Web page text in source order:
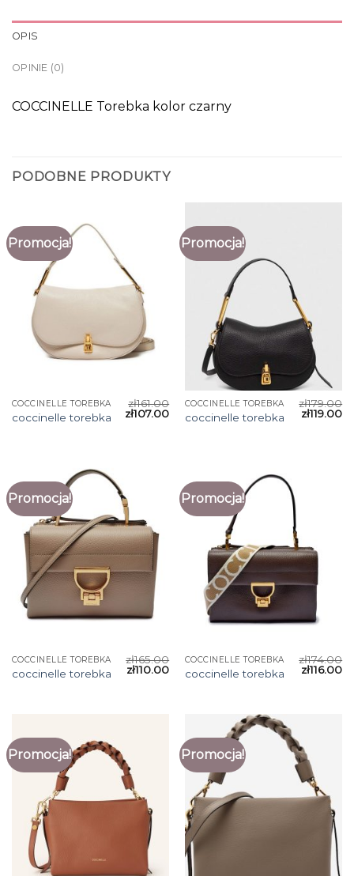
OPIS
OPINIE (0)
COCCINELLE Torebka kolor czarny
PODOBNE PRODUKTY
Promocja!
COCCINELLE TOREBKA
coccinelle torebka
zł161.00
zł107.00
Promocja!
COCCINELLE TOREBKA
coccinelle torebka
zł179.00
zł119.00
Promocja!
COCCINELLE TOREBKA
coccinelle torebka
zł165.00
zł110.00
Promocja!
COCCINELLE TOREBKA
coccinelle torebka
zł174.00
zł116.00
Promocja! Promocja!